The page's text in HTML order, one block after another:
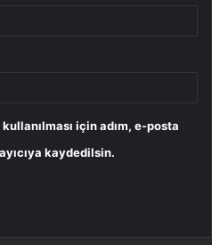
için adım, e-posta
kaydedilsin.